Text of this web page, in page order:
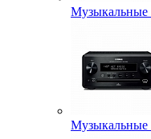
Музыкальные
Музыкальные